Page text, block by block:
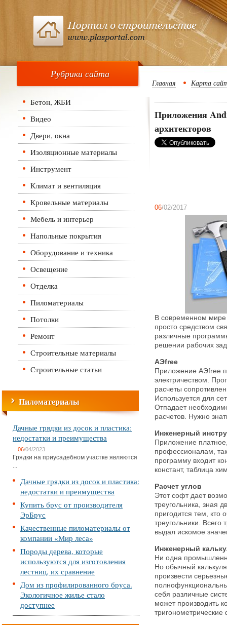
Рубрики сайта
Бетон, ЖБИ
Видео
Двери, окна
Изоляционные материалы
Инструмент
Климат и вентиляция
Кровельные материалы
Мебель и интерьер
Напольные покрытия
Оборудование и техника
Освещение
Отделка
Пиломатериалы
Потолки
Ремонт
Строительные материалы
Строительные статьи
Пиломатериалы
Дачные грядки из досок и пластика:
недостатки и преимущества
06/04/2023
Грядки на приусадебном участке являются
...
Дачные грядки из досок и пластика:
недостатки и преимущества
Купить брус от производителя
ЭрБрус
Качественные пиломатериалы от
компании «Мир леса»
Породы дерева, которые
используются для изготовления
лестниц, их сравнение
Дом из профилированного бруса.
Экологичное жилье стало
доступнее
Главная Карта
Приложения
архитекторов
06/02/2017
В современном
просто средством
различные
решении рабочих
АЭfree
Приложение АЭfree
электричеством.
расчеты
Используется для
Отпадает
расчетов. Нужно
Инженерный
Приложение
профессионалам,
программу входит
констант, таблица
Расчет углов
Этот софт дает
треугольника, зная
пригодится тем, кто
треугольники. Всего
выдал искомое
Инженерный
Ни одна
Но обычный
произвести
себя различные
может производить